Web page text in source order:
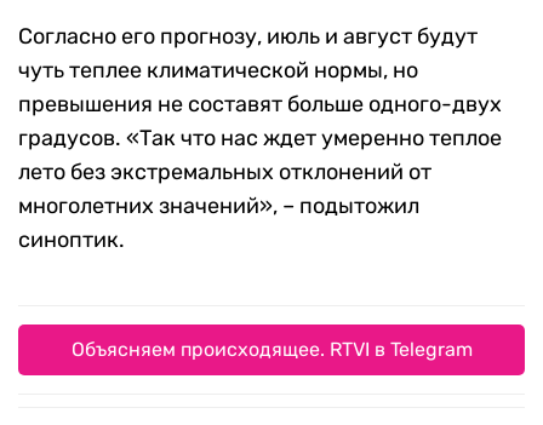
Согласно его прогнозу, июль и август будут
чуть теплее климатической нормы, но
превышения не составят больше одного-двух
градусов. «Так что нас ждет умеренно теплое
лето без экстремальных отклонений от
многолетних значений», – подытожил
синоптик.
Объясняем происходящее. RTVI в Telegram